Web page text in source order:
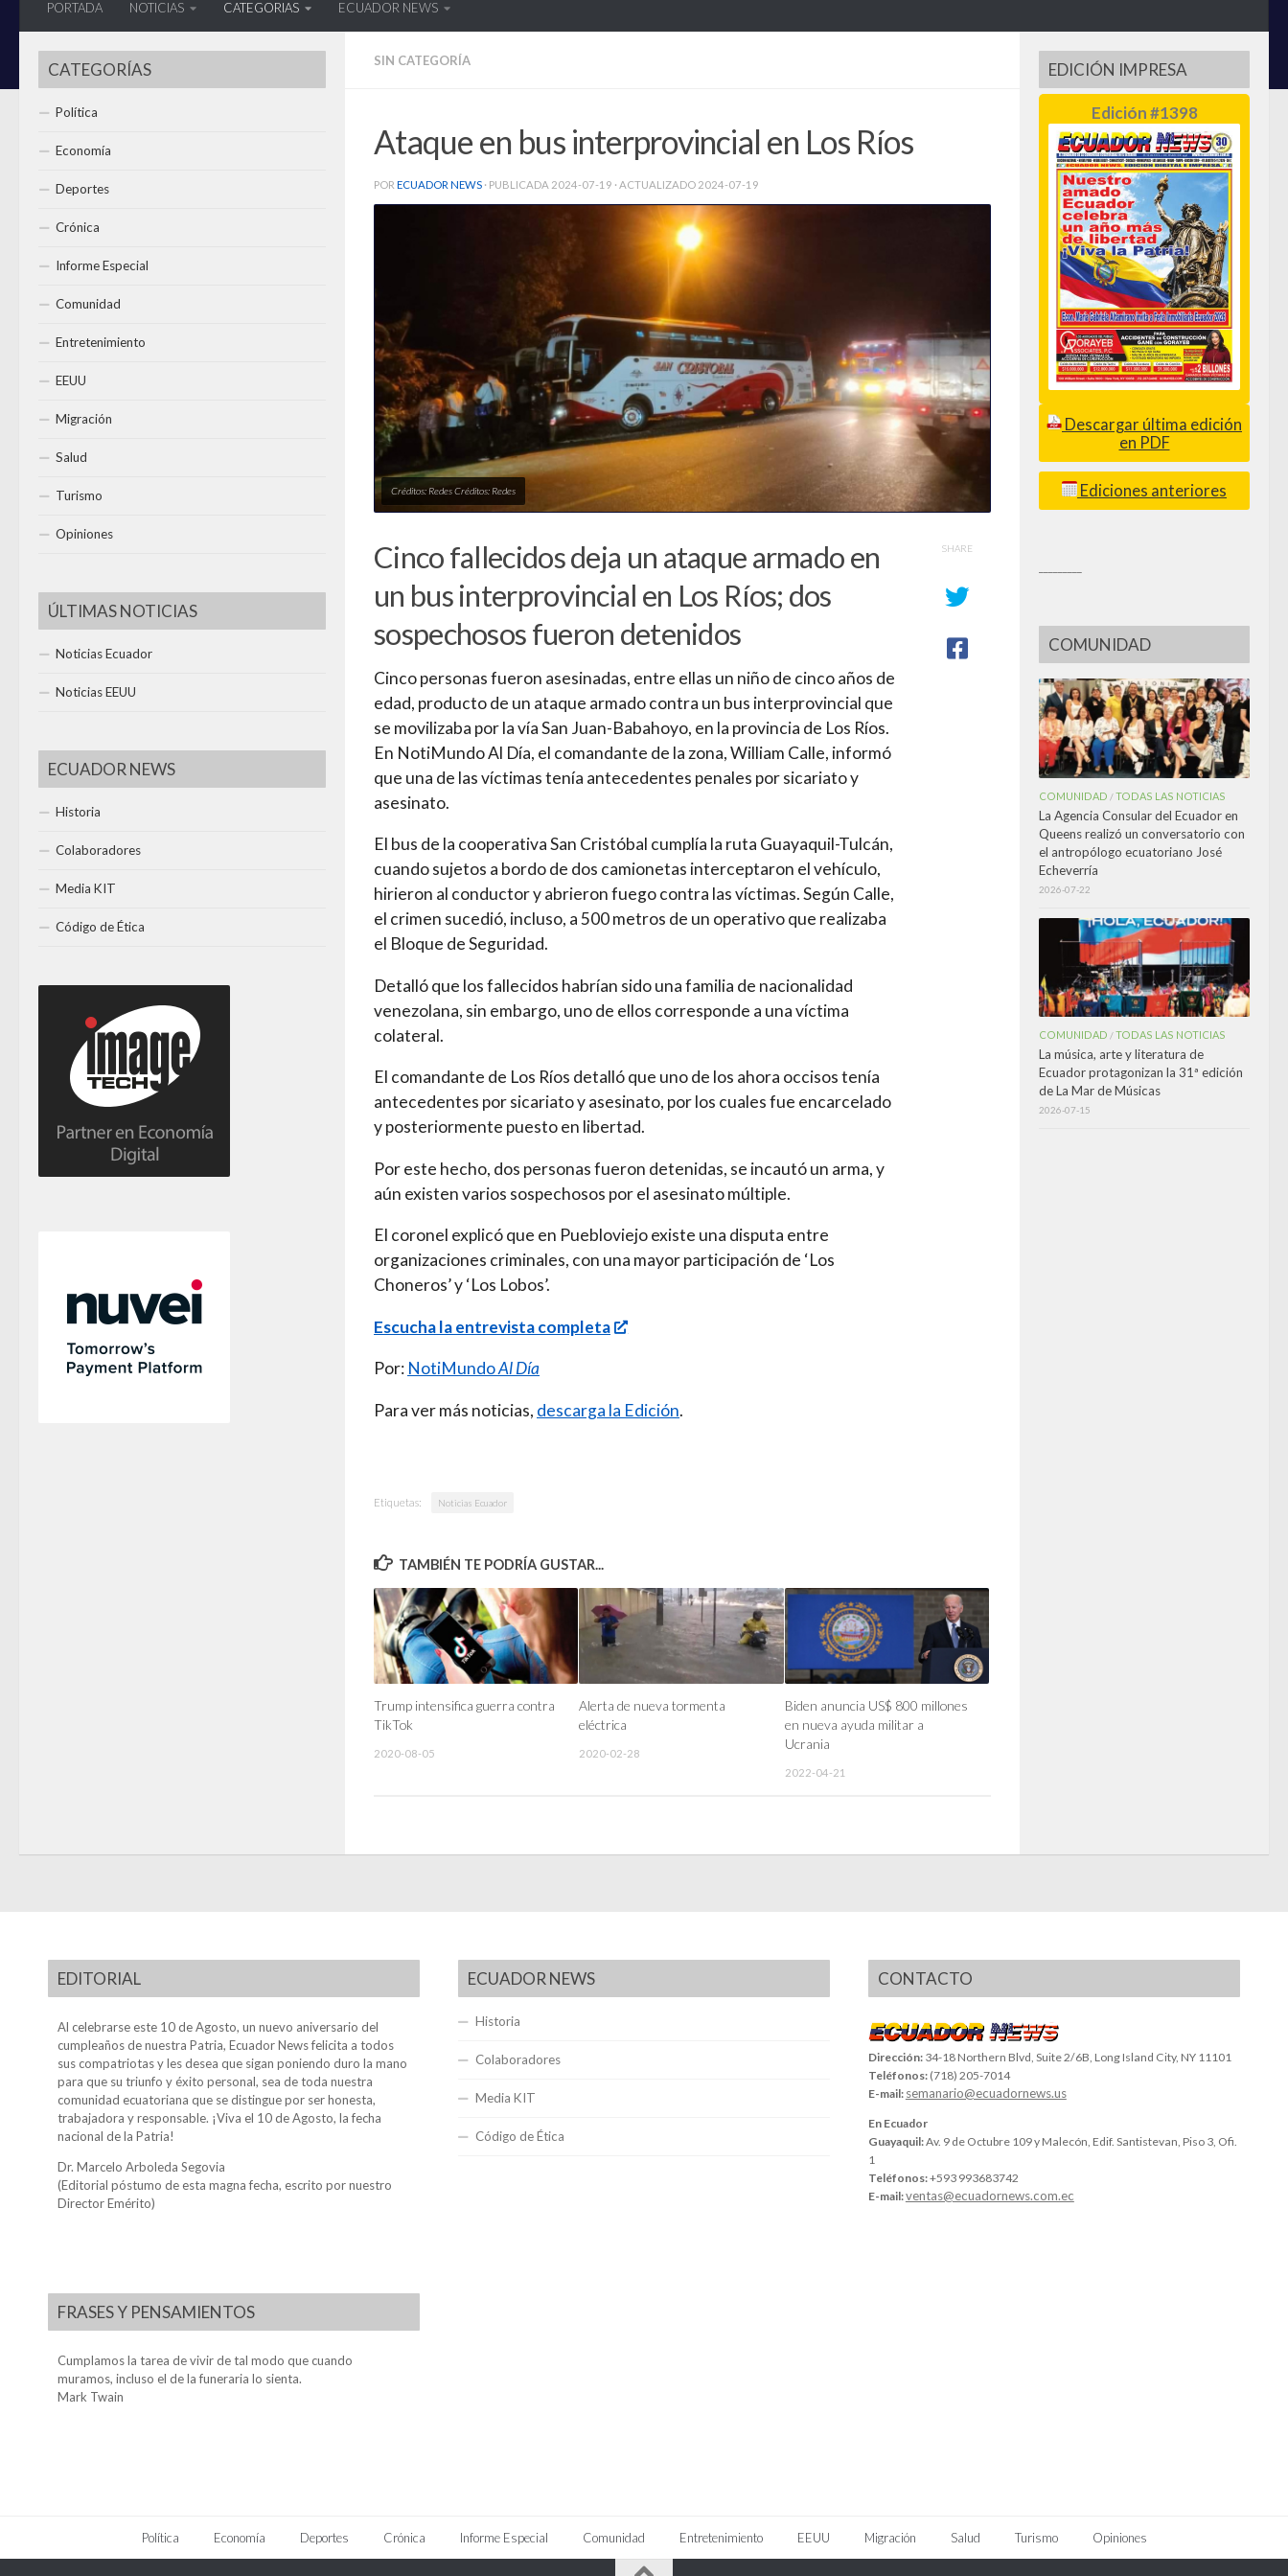
PORTADA NOTICIAS CATEGORIAS ECUADOR NEWS
SIN CATEGORÍA
Ataque en bus interprovincial en Los Ríos
POR ECUADOR NEWS · PUBLICADA 2024-07-19 · ACTUALIZADO 2024-07-19
Créditos: Redes Créditos: Redes
Cinco fallecidos deja un ataque armado en
un bus interprovincial en Los Ríos; dos
sospechosos fueron detenidos
Cinco personas fueron asesinadas, entre ellas un niño de cinco años de
edad, producto de un ataque armado contra un bus interprovincial que
se movilizaba por la vía San Juan-Babahoyo, en la provincia de Los Ríos.
En NotiMundo Al Día, el comandante de la zona, William Calle, informó
que una de las víctimas tenía antecedentes penales por sicariato y
asesinato.
El bus de la cooperativa San Cristóbal cumplía la ruta Guayaquil-Tulcán,
cuando sujetos a bordo de dos camionetas interceptaron el vehículo,
hirieron al conductor y abrieron fuego contra las víctimas. Según Calle,
el crimen sucedió, incluso, a 500 metros de un operativo que realizaba
el Bloque de Seguridad.
Detalló que los fallecidos habrían sido una familia de nacionalidad
venezolana, sin embargo, uno de ellos corresponde a una víctima
colateral.
El comandante de Los Ríos detalló que uno de los ahora occisos tenía
antecedentes por sicariato y asesinato, por los cuales fue encarcelado
y posteriormente puesto en libertad.
Por este hecho, dos personas fueron detenidas, se incautó un arma, y
aún existen varios sospechosos por el asesinato múltiple.
El coronel explicó que en Puebloviejo existe una disputa entre
organizaciones criminales, con una mayor participación de ‘Los
Choneros’ y ‘Los Lobos’.
Escucha la entrevista completa
Por: NotiMundoAl Día
Para ver más noticias, descarga la Edición.
SHARE
Etiquetas: Noticias Ecuador
TAMBIÉN TE PODRÍA GUSTAR...
Trump intensifica guerra contra
TikTok
2020-08-05
Alerta de nueva tormenta
eléctrica
2020-02-28
Biden anuncia US$ 800 millones
en nueva ayuda militar a
Ucrania
2022-04-21
CATEGORÍAS
Política
Economía
Deportes
Crónica
Informe Especial
Comunidad
Entretenimiento
EEUU
Migración
Salud
Turismo
Opiniones
ÚLTIMAS NOTICIAS
Noticias Ecuador
Noticias EEUU
ECUADOR NEWS
Historia
Colaboradores
Media KIT
Código de Ética
EDICIÓN IMPRESA
Edición #1398
Descargar última edición
en PDF
Ediciones anteriores
COMUNIDAD
COMUNIDAD /TODAS LAS NOTICIAS
La Agencia Consular del Ecuador en
Queens realizó un conversatorio con
el antropólogo ecuatoriano José
Echeverría
2026-07-22
COMUNIDAD /TODAS LAS NOTICIAS
La música, arte y literatura de
Ecuador protagonizan la 31ª edición
de La Mar de Músicas
2026-07-15
EDITORIAL
Al celebrarse este 10 de Agosto, un nuevo aniversario del
cumpleaños de nuestra Patria, Ecuador News felicita a todos
sus compatriotas y les desea que sigan poniendo duro la mano
para que su triunfo y éxito personal, sea de toda nuestra
comunidad ecuatoriana que se distingue por ser honesta,
trabajadora y responsable. ¡Viva el 10 de Agosto, la fecha
nacional de la Patria!
Dr. Marcelo Arboleda Segovia
(Editorial póstumo de esta magna fecha, escrito por nuestro
Director Emérito)
FRASES Y PENSAMIENTOS
Cumplamos la tarea de vivir de tal modo que cuando
muramos, incluso el de la funeraria lo sienta.
Mark Twain
ECUADOR NEWS
Historia
Colaboradores
Media KIT
Código de Ética
CONTACTO
Dirección: 34-18 Northern Blvd, Suite 2/6B, Long Island City, NY 11101
Teléfonos: (718) 205-7014
E-mail: semanario@ecuadornews.us
En Ecuador
Guayaquil:Av. 9 de Octubre 109 y Malecón, Edif. Santistevan, Piso 3, Ofi.
1
Teléfonos:+593 993683742
E-mail:ventas@ecuadornews.com.ec
Política Economía Deportes Crónica Informe Especial Comunidad Entretenimiento EEUU Migración Salud Turismo Opiniones